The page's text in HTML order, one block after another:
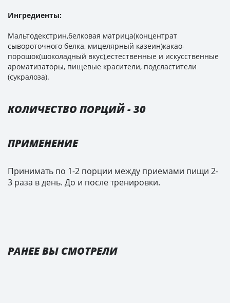
Ингредиенты:
Мальтодекстрин,белковая матрица(концентрат
сывороточного белка, мицелярный казеин)какао-
порошок(шоколадный вкус),естественные и искусственные
ароматизаторы, пищевые красители, подсластители
(сукралоза).
КОЛИЧЕСТВО ПОРЦИЙ - 30
ПРИМЕНЕНИЕ
Принимать по 1-2 порции между приемами пищи 2-
3 раза в день. До и после тренировки.
РАНЕЕ ВЫ СМОТРЕЛИ